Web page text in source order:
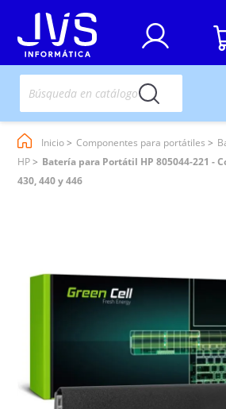
Inicio Componentes para portátiles
HP
Batería para Portátil HP 805044-221 -
430, 440 y 446